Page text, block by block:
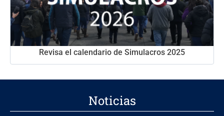
Revisa el calendario de Simulacros 2025
Noticias